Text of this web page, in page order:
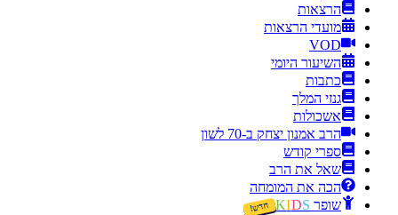
הרצאות
מועדי הרצאות
VOD
השיעור היומי
כתבות
גנזי המלך
אשכולות
הרב אמנון יצחק ב-70 לשון
ספרי קודש
שאל את הרב
הכה את המומחה
שופר
KIDS חדש!